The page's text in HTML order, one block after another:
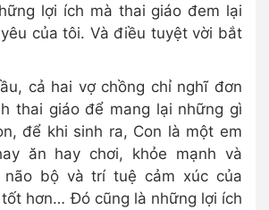
lợi ích mà thai giáo đem lại
của tôi. Và điều tuyệt vời bắt
cả hai vợ chồng chỉ nghĩ đơn
thai giáo để mang lại những gì
để khi sinh ra, Con là một em
ăn hay chơi, khỏe mạnh và
não bộ và trí tuệ cảm xúc của
hơn… Đó cũng là những lợi ích